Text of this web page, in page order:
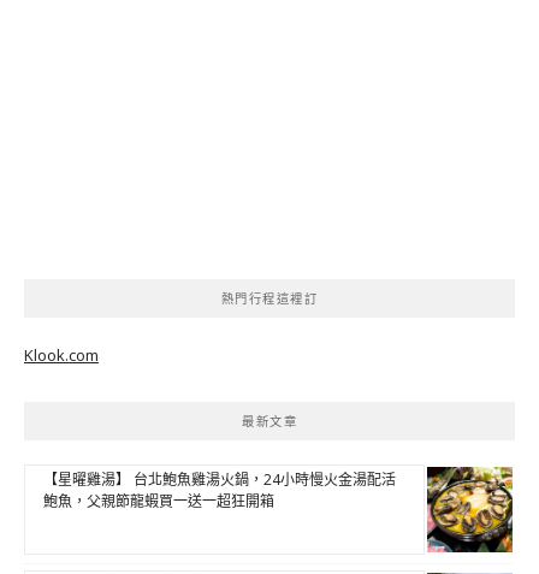
熱門行程這裡訂
Klook.com
最新文章
【星曜雞湯】 台北鮑魚雞湯火鍋，24小時慢火金湯配活
鮑魚，父親節龍蝦買一送一超狂開箱